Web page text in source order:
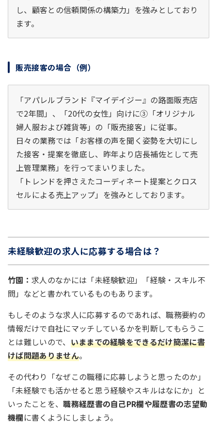
し、顧客との信頼関係の構築力」を強みとしており
ます。
販売接客の場合（例）
「アパレルブランド『マイデイジー』の路面販売店
で2年間」、「20代の女性」向けに③「オリジナル
婦人服および雑貨等」の「販売接客」に従事。
日々の業務では「お客様の声を聞く姿勢を大切にし
た接客・提案を徹底し、昨年より店長補佐として売
上管理業務」を行ってまいりました。
「トレンドを押さえたコーディネート提案とクロス
セルによる売上アップ」を強みとしております。
未経験歓迎の求人に応募する場合は？
竹園： 求人のなかには「未経験歓迎」「経験・スキル不
問」などと書かれているものもあります。
もしそのような求人に応募するのであれば、職務要約の
情報だけで自社にマッチしているかを判断してもらうこ
とは難しいので、 いままでの経験をできるだけ簡潔に書
けば問題ありません。
その代わり「なぜこの職種に応募しようと思ったのか」
「未経験でも活かせると思う経験やスキルはなにか」と
いったことを、職務経歴書の自己PR欄や履歴書の志望動
機欄に書くようにしましょう。